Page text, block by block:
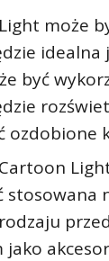
może
być
ozdobione
stosowana